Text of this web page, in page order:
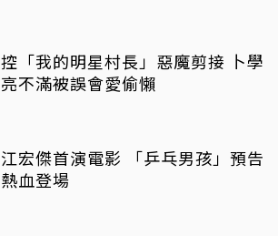
控「我的明星村長」惡魔剪接 卜學
亮不滿被誤會愛偷懶
江宏傑首演電影 「乒乓男孩」預告
熱血登場